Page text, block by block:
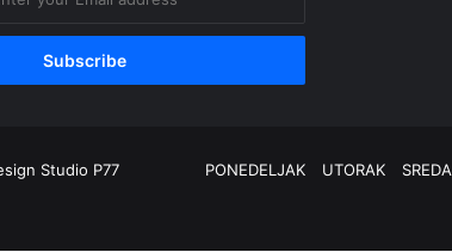
Studio P77 PONEDELJAK UTORAK SREDA